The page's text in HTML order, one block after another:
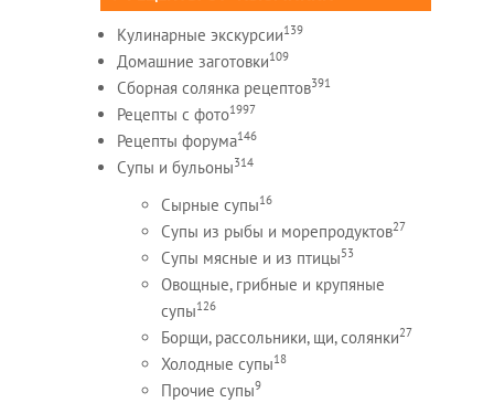
Кулинарные экскурсии139
Домашние заготовки109
Сборная солянка рецептов391
Рецепты c фото1997
Рецепты форума146
Супы и бульоны314
Сырные супы16
Супы из рыбы и морепродуктов27
Супы мясные и из птицы53
Овощные, грибные и крупяные
супы126
Борщи, рассольники, щи, солянки27
Холодные супы18
Прочие супы9